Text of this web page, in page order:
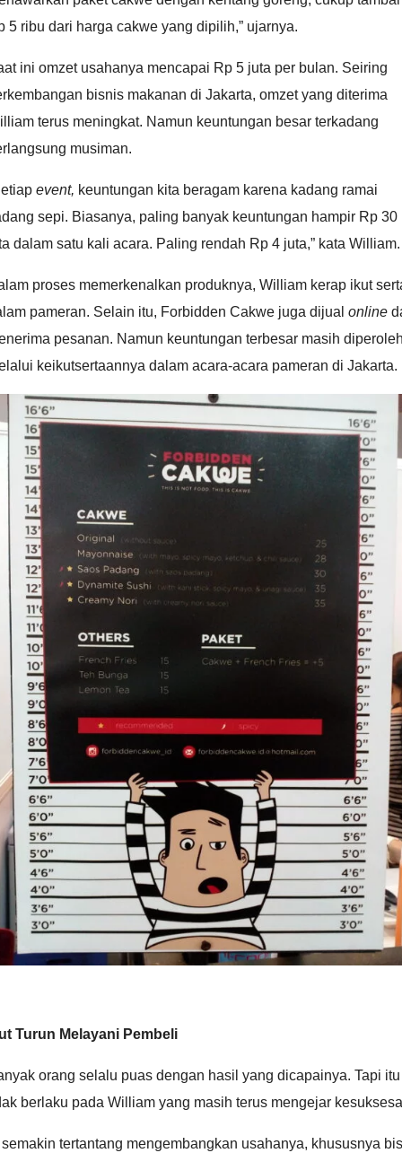
5 ribu dari harga cakwe yang dipilih,” ujarnya.
ini omzet usahanya mencapai Rp 5 juta per bulan. Seiring
bisnis makanan di Jakarta, omzet yang diterima
terus meningkat. Namun keuntungan besar terkadang
musiman.
event, keuntungan kita beragam karena kadang ramai
sepi. Biasanya, paling banyak keuntungan hampir Rp 30
dalam satu kali acara. Paling rendah Rp 4 juta,” kata William.
proses memerkenalkan produknya, William kerap ikut
pameran. Selain itu, Forbidden Cakwe juga dijual online
pesanan. Namun keuntungan terbesar masih
keikutsertaannya dalam acara-acara pameran di Jakarta.
Turun Melayani Pembeli
orang selalu puas dengan hasil yang dicapainya. Tapi itu
berlaku pada William yang masih terus mengejar
tertantang mengembangkan usahanya, khususnya